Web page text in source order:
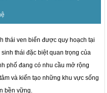
thái ven biển được quy hoạch tại
thái đặc biệt quan trọng của
phố đang có nhu cầu mở rộng
và kiến tạo những khu vực sống
bền vững.